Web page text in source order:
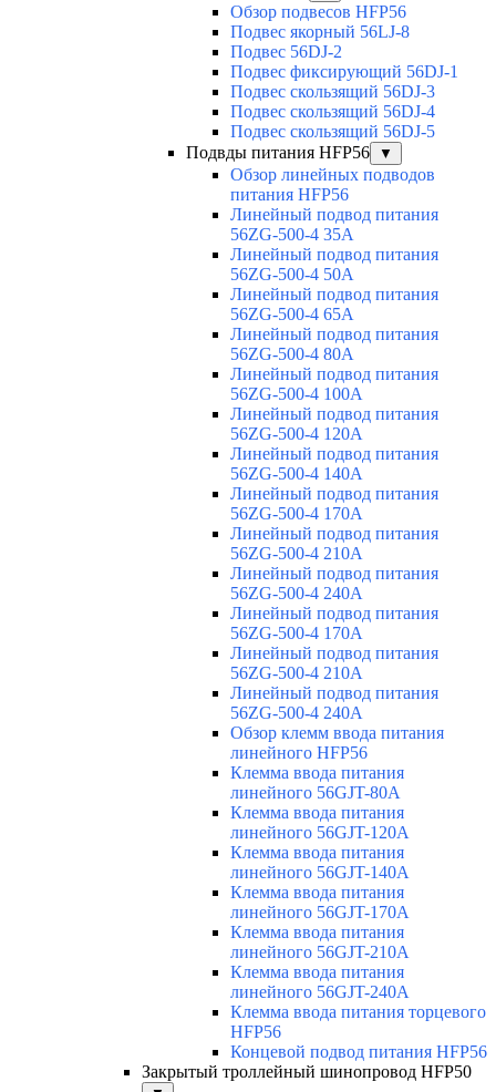
Обзор подвесов HFP56
Подвес якорный 56LJ-8
Подвес 56DJ-2
Подвес фиксирующий 56DJ-1
Подвес скользящий 56DJ-3
Подвес скользящий 56DJ-4
Подвес скользящий 56DJ-5
Подвды питания HFP56
▼
Обзор линейных подводов
питания HFP56
Линейный подвод питания
56ZG-500-4 35A
Линейный подвод питания
56ZG-500-4 50A
Линейный подвод питания
56ZG-500-4 65A
Линейный подвод питания
56ZG-500-4 80A
Линейный подвод питания
56ZG-500-4 100A
Линейный подвод питания
56ZG-500-4 120A
Линейный подвод питания
56ZG-500-4 140A
Линейный подвод питания
56ZG-500-4 170A
Линейный подвод питания
56ZG-500-4 210A
Линейный подвод питания
56ZG-500-4 240A
Линейный подвод питания
56ZG-500-4 170A
Линейный подвод питания
56ZG-500-4 210A
Линейный подвод питания
56ZG-500-4 240A
Обзор клемм ввода питания
линейного HFP56
Клемма ввода питания
линейного 56GJT-80A
Клемма ввода питания
линейного 56GJT-120A
Клемма ввода питания
линейного 56GJT-140A
Клемма ввода питания
линейного 56GJT-170A
Клемма ввода питания
линейного 56GJT-210A
Клемма ввода питания
линейного 56GJT-240A
Клемма ввода питания торцевого
HFP56
Концевой подвод питания HFP56
Закрытый троллейный шинопровод HFP50